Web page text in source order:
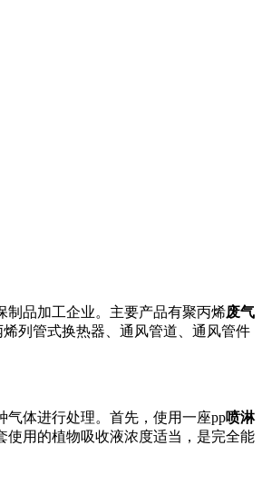
品加工企业。主要产品有聚丙烯废气
列管式换热器、通风管道、通风管件
体进行处理。首先，使用一座pp喷淋
使用的植物吸收液浓度适当，是完全能